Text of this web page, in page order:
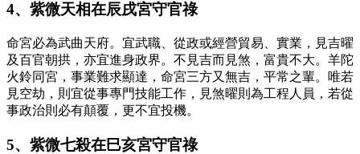
4、紫微天相在辰戌宮守官祿
命宮必為武曲天府。宜武職、從政或經營貿易、實業，見吉曜
及百官朝拱，亦宜進身政界。不見吉而見煞，富貴不大。羊陀
火鈴同宮，事業難求顯達，命宮三方又無吉，平常之輩。唯若
見空劫，則宜從事專門技能工作，見煞曜則為工程人員，若從
事政治則必有顛覆，更不宜投機。
5、紫微七殺在巳亥宮守官祿